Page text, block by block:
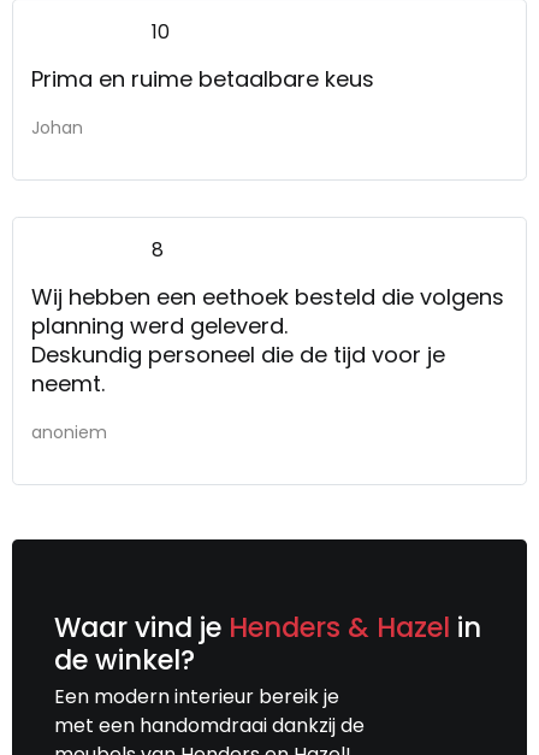
10
Prima en ruime betaalbare keus
Johan
8
Wij hebben een eethoek besteld die volgens
planning werd geleverd.
Deskundig personeel die de tijd voor je
neemt.
anoniem
Waar vind je Henders & Hazel in
de winkel?
Een modern interieur bereik je
met een handomdraai dankzij de